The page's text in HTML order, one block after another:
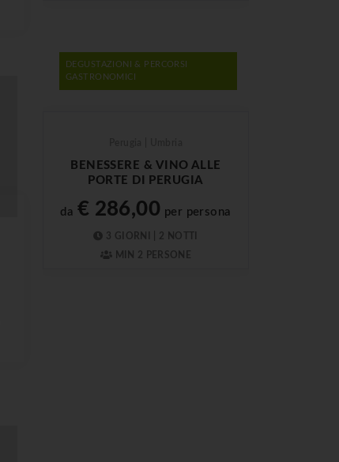
DEGUSTAZIONI & PERCORSI
GASTRONOMICI
BENESSERE & VINO ALLE
PORTE DI PERUGIA
da € 286,00 per persona
3 GIORNI | 2 NOTTI
MIN 2 PERSONE